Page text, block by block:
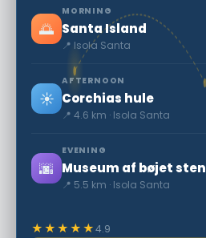
🌅
MORNING
Santa Island
📍 Isola Santa
☀️
AFTERNOON
Corchias hule
📍 4.6 km · Isola Santa
🌆
EVENING
Museum af bøjet sten
📍 5.5 km · Isola Santa
★★★★★4.9